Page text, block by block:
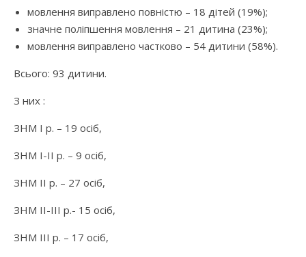
мовлення виправлено повністю – 18 дітей (19%);
значне поліпшення мовлення – 21 дитина (23%);
мовлення виправлено частково – 54 дитини (58%).
Всього: 93 дитини.
З них :
ЗНМ І р. – 19 осіб,
ЗНМ І-ІІ р. – 9 осіб,
ЗНМ ІІ р. – 27 осіб,
ЗНМ ІІ-ІІІ р.- 15 осіб,
ЗНМ ІІІ р. – 17 осіб,